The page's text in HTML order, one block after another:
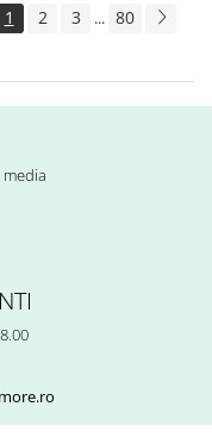
1 2 3 ... 80